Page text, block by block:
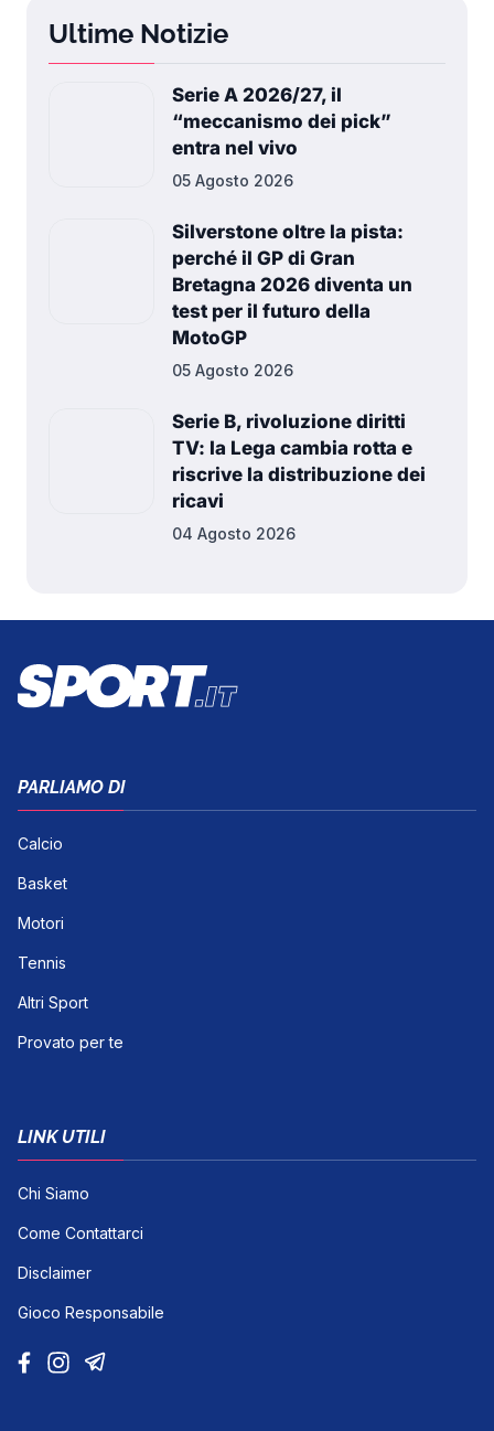
Ultime Notizie
Serie A 2026/27, il
“meccanismo dei pick”
entra nel vivo
05 Agosto 2026
Silverstone oltre la pista:
perché il GP di Gran
Bretagna 2026 diventa un
test per il futuro della
MotoGP
05 Agosto 2026
Serie B, rivoluzione diritti
TV: la Lega cambia rotta e
riscrive la distribuzione dei
ricavi
04 Agosto 2026
PARLIAMO DI
Calcio
Basket
Motori
Tennis
Altri Sport
Provato per te
LINK UTILI
Chi Siamo
Come Contattarci
Disclaimer
Gioco Responsabile